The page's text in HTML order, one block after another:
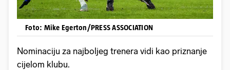
Foto: Mike Egerton/PRESS ASSOCIATION
Nominaciju za najboljeg trenera vidi kao priznanje
cijelom klubu.